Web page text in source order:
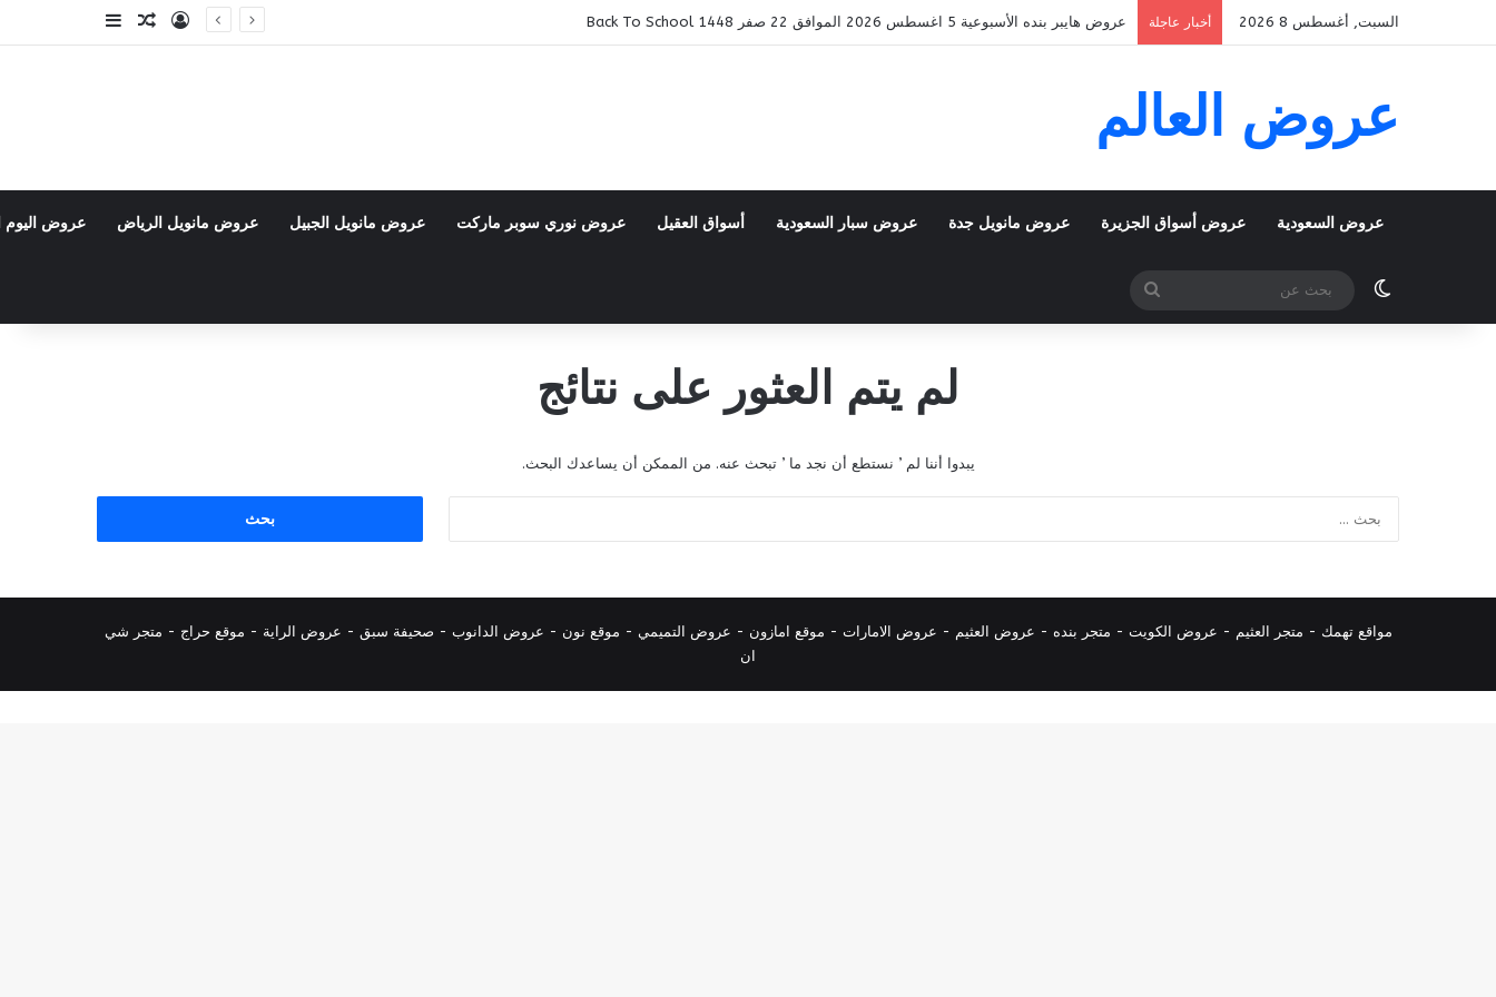
السبت, أغسطس 8 2026 أخبار عاجلة عروض هايبر بنده الأسبوعية 5 اغسطس 2026 الموافق 22 صفر 1448 Back To School تسجيل الدخول
مقال عشوائي
إضافة عمود
عروض العالم
عروض السعودية عروض أسواق الجزيرة عروض مانويل جدة عروض سبار السعودية أسواق العقيل عروض نوري سوبر ماركت عروض مانويل الجبيل عروض مانويل الرياض عروض اليوم
الوضع المظلم
بحث
عن
لم يتم العثور على نتائج
يبدوا أننا لم ’ نستطع أن نجد ما ’ تبحث عنه. من الممكن أن يساعدك البحث.
مواقع تهمك - متجر العثيم - عروض الكويت - متجر بنده - عروض العثيم - عروض الامارات - موقع امازون - عروض التميمي - موقع نون - عروض الدانوب - صحيفة سبق - عروض الراية - موقع حراج - متجر شي
ان